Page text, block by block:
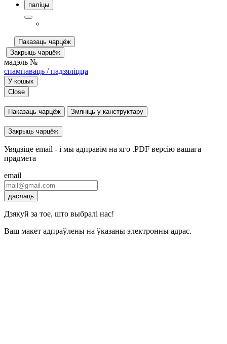
паліцы
Паказаць чарцёж
Закрыць чарцёж
мадэль №
спампаваць / падзяліцца
У кошык
Close
Паказаць чарцёж Змяніць у канструктару
Закрыць чарцёж
Увядзіце email - і мы адправім на яго .PDF версію вашага
прадмета
email
даслаць
Дзякуй за тое, што выбралі нас!
Ваш макет адпраўлены на ўказаны электронны адрас.